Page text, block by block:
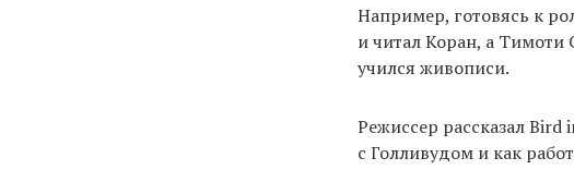
Например, готовясь к
и читал Коран, а
учился живописи.
Режиссер рассказал Bird
с Голливудом и как